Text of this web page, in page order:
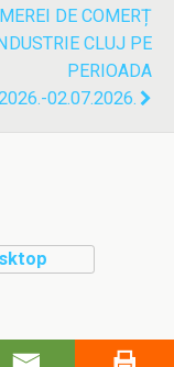
DE COMERȚ
CLUJ PE
PERIOADA
02.07.2026.